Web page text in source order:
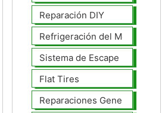
Reparación DIY
Refrigeración del Motor
Sistema de Escape
Flat Tires
Reparaciones Generales